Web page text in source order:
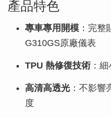
產品特色
專車專用開模 ：完整
G310GS原廠儀表
TPU 熱修復技術：細
高清高透光 ：不影
度